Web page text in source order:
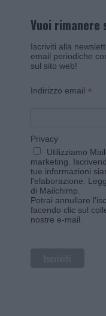
Vuoi rimanere
Iscriviti alla
email periodiche
sul sito web!
Indirizzo email *
Privacy
Utilizziamo
marketing.
tue informazioni
l'elaborazione.
di Mailchimp
Potrai annullare
facendo clic sul
nostre e-mail.